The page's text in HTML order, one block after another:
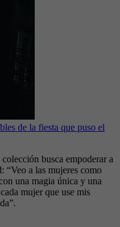
de la fiesta que puso el
busca empoderar a
“Veo a las mujeres como
una magia única y una
mujer que use mis